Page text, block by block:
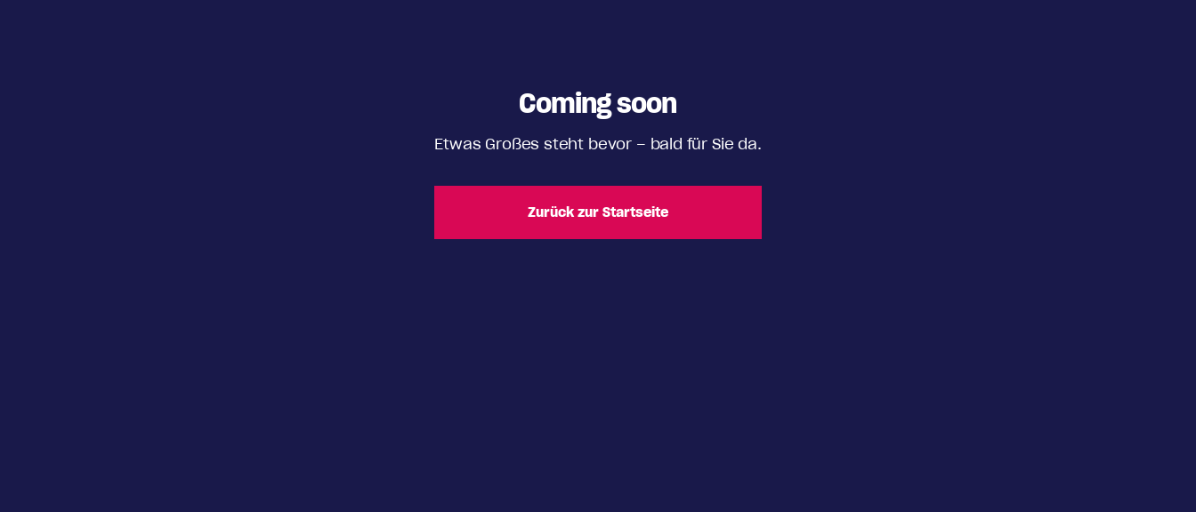
Coming soon
Etwas Großes steht bevor – bald für Sie da.
Zurück zur Startseite